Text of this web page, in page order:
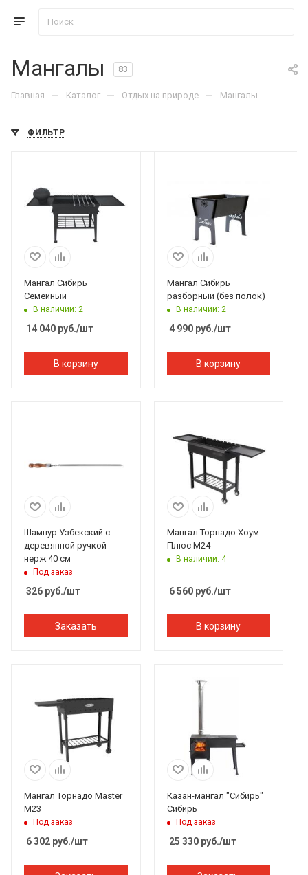
Мангалы 83
Главная — Каталог — Отдых на природе — Мангалы
ФИЛЬТР
Мангал Сибирь
Семейный
В наличии: 2
14 040 руб./шт
В корзину
Мангал Сибирь
разборный (без полок)
В наличии: 2
4 990руб./шт
В корзину
Шампур Узбекский с
деревянной ручкой
нерж 40 см
Под заказ
326 руб./шт
Заказать
Мангал Торнадо Хоум
Плюс M24
В наличии: 4
6 560руб./шт
В корзину
Мангал Торнадо Master
M23
Под заказ
6 302 руб./шт
Казан-мангал "Сибирь"
Сибирь
Под заказ
25 330руб./шт